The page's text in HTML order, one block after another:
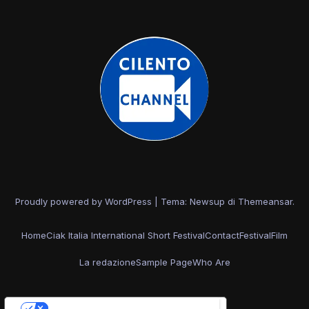
Proudly powered by WordPress Tema: Newsup di Themeansar.
HomeCiak Italia International Short FestivalContactFestivalFilm
La redazioneSample PageWho Are